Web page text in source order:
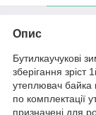
Опис
Бутилкаучукові
зберігання зріст
утеплювач байка
по комплектації
призначені для